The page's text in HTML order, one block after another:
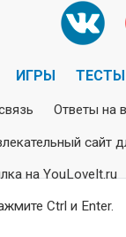
ИГРЫ ТЕСТЫ
Ответы на
сайт
на YouLoveIt.ru
Ctrl и Enter.